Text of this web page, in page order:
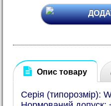
Опис товару
Серія (типорозмір):